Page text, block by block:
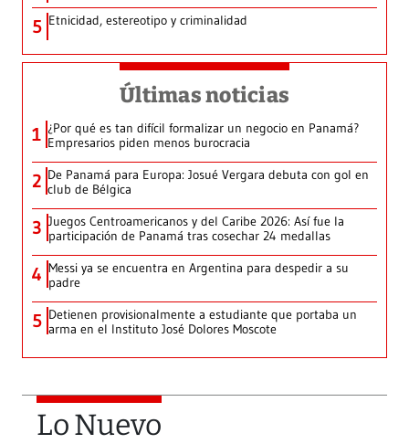
5 Etnicidad, estereotipo y criminalidad
Últimas noticias
1 ¿Por qué es tan difícil formalizar un negocio en Panamá?
Empresarios piden menos burocracia
2 De Panamá para Europa: Josué Vergara debuta con gol en
club de Bélgica
3 Juegos Centroamericanos y del Caribe 2026: Así fue la
participación de Panamá tras cosechar 24 medallas
4 Messi ya se encuentra en Argentina para despedir a su
padre
5 Detienen provisionalmente a estudiante que portaba un
arma en el Instituto José Dolores Moscote
Lo Nuevo